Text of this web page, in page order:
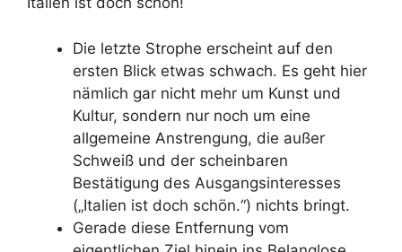
Die letzte Strophe erscheint auf den
ersten Blick etwas schwach. Es geht hier
nämlich gar nicht mehr um Kunst und
Kultur, sondern nur noch um eine
allgemeine Anstrengung, die außer
Schweiß und der scheinbaren
Bestätigung des Ausgangsinteresses
(„Italien ist doch schön.“) nichts bringt.
Gerade diese Entfernung vom